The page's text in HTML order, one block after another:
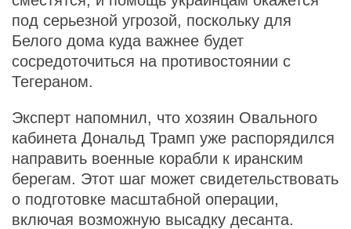
под серьезной угрозой, поскольку для
Белого дома куда важнее будет
сосредоточиться на противостоянии с
Тегераном.
Эксперт напомнил, что хозяин Овального
кабинета Дональд Трамп уже распорядился
направить военные корабли к иранским
берегам. Этот шаг может свидетельствовать
о подготовке масштабной операции,
включая возможную высадку десанта.